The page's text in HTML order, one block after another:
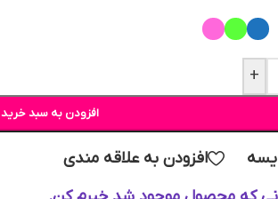
+
افزودن به سبد خرید
افزودن به علاقه مندی